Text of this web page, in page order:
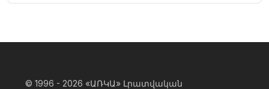
© 1996 - 2026 «ԱՌԿԱ» Լրատվական